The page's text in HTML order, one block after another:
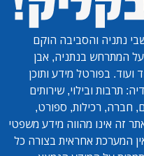
נתניה והסביבה הוקם
על המתרחש בנתניה, אבן
ועוד. בפורטל מידע ותוכן
תרבות ובילוי, שירותים
חברה, רכילות, ספורט,
זה אינו מהווה מידע משפטי
המערכת אחראית בצורה כל